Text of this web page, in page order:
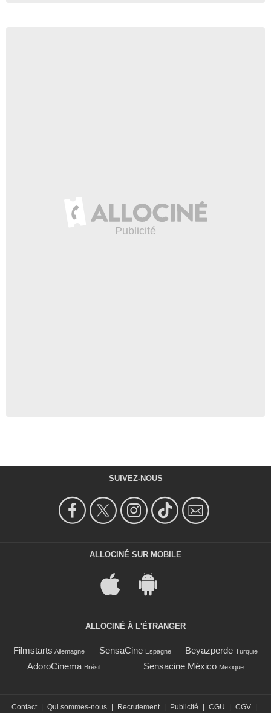
SUIVEZ-NOUS
ALLOCINÉ SUR MOBILE
ALLOCINÉ À L'ÉTRANGER
Filmstarts Allemagne SensaCine Espagne Beyazperde Turquie
AdoroCinema Brésil Sensacine México Mexique
Contact Qui sommes-nous Recrutement Publicité CGU CGV